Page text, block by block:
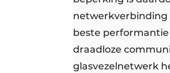
netwerkverbinding
beste
draadloze
glasvezelnetwerk